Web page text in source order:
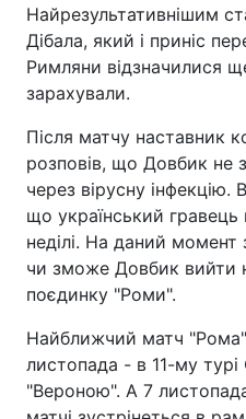
Найрезультативнішим
Дібала, який і приніс
Римляни відзначилися
зарахували.
Після матчу наставник
розповів, що Довбик не
через вірусну інфекцію.
що український
неділі. На даний
чи зможе Довбик вийти
поєдинку "Роми".
Найближчий матч "Рома"
листопада - в 11-му турі
"Вероною". А 7